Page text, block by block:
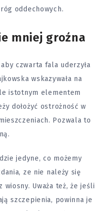
oddechowych.
mniej groźna
czwarta fala uderzyła
wskazywała na
istotnym elementem
dołożyć ostrożność w
Pozwala to
jedyne, co możemy
ze nie należy się
Uważa też, że jeśli
szczepienia, powinna je